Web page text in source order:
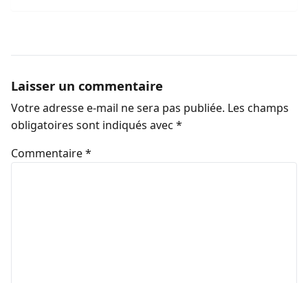
Laisser un commentaire
Votre adresse e-mail ne sera pas publiée. Les champs
obligatoires sont indiqués avec *
Commentaire*